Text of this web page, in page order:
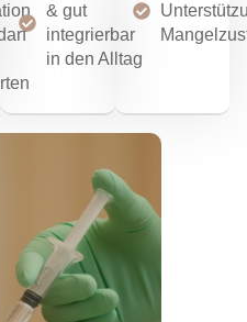
& gut
integrierbar
in den Alltag